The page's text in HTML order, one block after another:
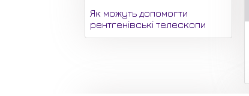
Як можуть допомогти
рентгенівські телескопи